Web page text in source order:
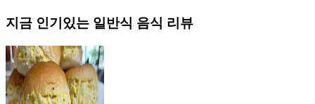
지금 인기있는 일반식 음식 리뷰